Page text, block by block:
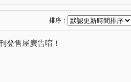
排序：
登售屋廣告唷！